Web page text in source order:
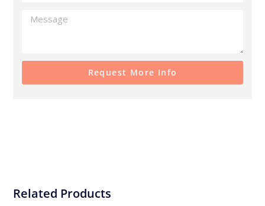
Request More Info
Related Products